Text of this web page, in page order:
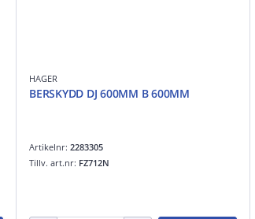
HAGER
BERSKYDD DJ 600MM B 600MM
Artikelnr: 2283305
Tillv. art.nr: FZ712N